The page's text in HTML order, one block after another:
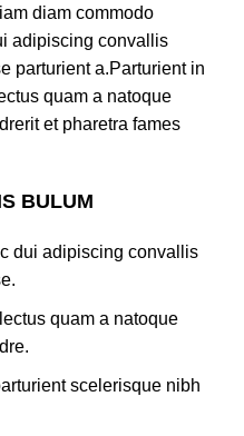
diam commodo
adipiscing convallis
parturient a.Parturient in
quam a natoque
et pharetra fames
BULUM
dui adipiscing convallis
quam a natoque
scelerisque nibh